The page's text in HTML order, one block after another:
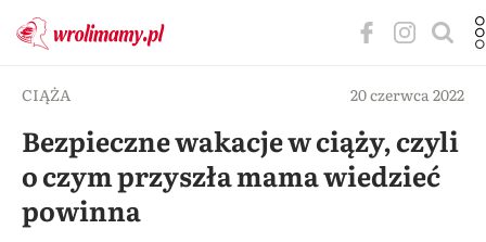
CIĄŻA 20 czerwca 2022
Bezpieczne wakacje w ciąży, czyli
o czym przyszła mama wiedzieć
powinna